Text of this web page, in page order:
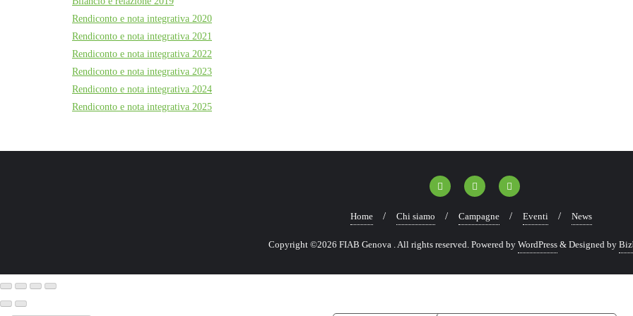
Rendiconto e nota integrativa 2020
Rendiconto e nota integrativa 2021
Rendiconto e nota integrativa 2022
Rendiconto e nota integrativa 2023
Rendiconto e nota integrativa 2024
Rendiconto e nota integrativa 2025
Home Chi siamo Campagne Eventi News
Copyright ©2026 FIAB Genova . All rights reserved. Powered by WordPress & Designed by